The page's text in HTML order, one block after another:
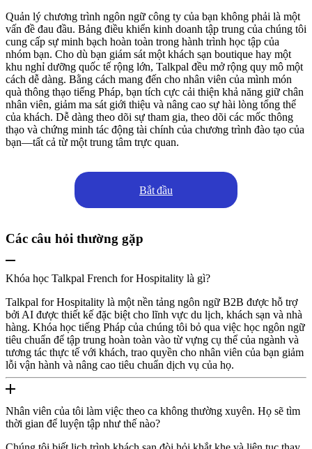
Quản lý chương trình ngôn ngữ công ty của bạn không phải là một
vấn đề đau đầu. Bảng điều khiển kinh doanh tập trung của chúng tôi
cung cấp sự minh bạch hoàn toàn trong hành trình học tập của
nhóm bạn. Cho dù bạn giám sát một khách sạn boutique hay một
khu nghỉ dưỡng quốc tế rộng lớn, Talkpal đều mở rộng quy mô một
cách dễ dàng. Bằng cách mang đến cho nhân viên của mình món
quà thông thạo tiếng Pháp, bạn tích cực cải thiện khả năng giữ chân
nhân viên, giảm ma sát giới thiệu và nâng cao sự hài lòng tổng thể
của khách. Dễ dàng theo dõi sự tham gia, theo dõi các mốc thông
thạo và chứng minh tác động tài chính của chương trình đào tạo của
bạn—tất cả từ một trung tâm trực quan.
Bắt đầu
Các câu hỏi thường gặp
Khóa học Talkpal French for Hospitality là gì?
Talkpal for Hospitality là một nền tảng ngôn ngữ B2B được hỗ trợ
bởi AI được thiết kế đặc biệt cho lĩnh vực du lịch, khách sạn và nhà
hàng. Khóa học tiếng Pháp của chúng tôi bỏ qua việc học ngôn ngữ
tiêu chuẩn để tập trung hoàn toàn vào từ vựng cụ thể của ngành và
tương tác thực tế với khách, trao quyền cho nhân viên của bạn giảm
lỗi vận hành và nâng cao tiêu chuẩn dịch vụ của họ.
Nhân viên của tôi làm việc theo ca không thường xuyên. Họ sẽ tìm
thời gian để luyện tập như thế nào?